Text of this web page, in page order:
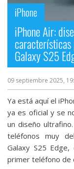
Contacto
Sobre
nosotros
/
Publicidad
/
Cambiar
opciones
de
privacidad
/
Aviso
iPhone
iPhone Air:
Galaxy S25
09 septiembre 2025,
Ya está aquí el
ya es oficial y se
un diseño
teléfonos muy
Galaxy S25
primer teléfono de